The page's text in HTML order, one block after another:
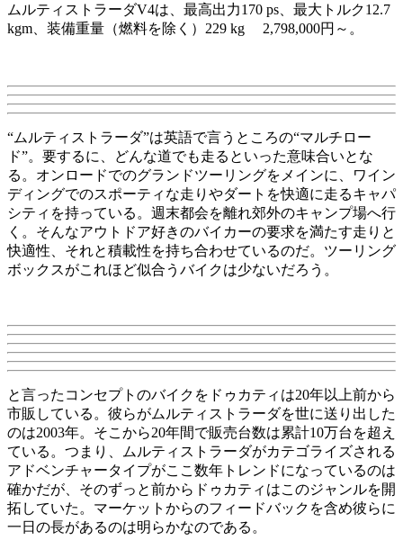
ムルティストラーダV4は、最高出力170 ps、最大トルク12.7
kgm、装備重量（燃料を除く）229 kg 2,798,000円～。
“ムルティストラーダ”は英語で言うところの“マルチロー
ド”。要するに、どんな道でも走るといった意味合いとな
る。オンロードでのグランドツーリングをメインに、ワイン
ディングでのスポーティな走りやダートを快適に走るキャパ
シティを持っている。週末都会を離れ郊外のキャンプ場へ行
く。そんなアウトドア好きのバイカーの要求を満たす走りと
快適性、それと積載性を持ち合わせているのだ。ツーリング
ボックスがこれほど似合うバイクは少ないだろう。
と言ったコンセプトのバイクをドゥカティは20年以上前から
市販している。彼らがムルティストラーダを世に送り出した
のは2003年。そこから20年間で販売台数は累計10万台を超え
ている。つまり、ムルティストラーダがカテゴライズされる
アドベンチャータイプがここ数年トレンドになっているのは
確かだが、そのずっと前からドゥカティはこのジャンルを開
拓していた。マーケットからのフィードバックを含め彼らに
一日の長があるのは明らかなのである。